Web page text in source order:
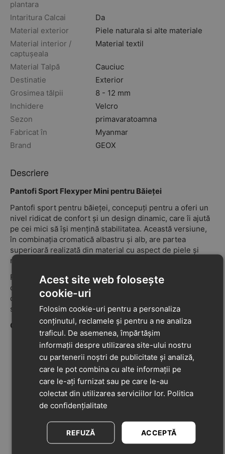
plantara
Intaritura Calcai
Da
Material exterior
Piele naturala si alte materiale
Material interior /
captușeala
Material textil
Material Talpă
Cauciuc
Destinatie
Exterior
Grosimea tălpii
8 - 12 mm
Inchidere
Velcro
Sezon
primavaratoamna
Fabricat în
Myanmar
Brand
GEOX
Descriere
Pantofi Sport Flexyper Mini pentru Băieței
Pantofi sport pentru băieței, concepuți pentru a oferi un
nivel ridicat de confort și un design dinamic, care îi ajută
pe cei mici să își mențină stabilitatea. Această versiune,
în combinația cromatică albastru și alb, are partea
superioară realizată din material cu aspect de piele și
nailon, completată de detalii sportive moderne.
Flexyper Mini este încălțămintea ideală pentru aventurile
de zi cu zi și orele de joacă, oferind piciorușelor libertate
de mișcare și suportul necesar pentru o dezvoltare
sănătoasă.
Caracteristici și Beneficii
Protecție la fiecare pas: Efect excelent de amortizare
care protejează piciorul, absorbind șocurile și
vibrațiile din timpul mersului.
Practici: Foarte ușor și rapid de încălțat, economisind
timp pentru părinți.
Confortabili: Construcție ușoară (lightweight) care nu
obosește piciorul.
Funcționali: Închidere cu scai (velcro) pentru o
ajustare perfectă și branț detașabil pentru igienă
sporită.
Acest site web folosește
cookie-uri
Folosim cookie-uri pentru a personaliza
conținutul, reclamele și pentru a ne analiza
traficul. De asemenea, împărtășim
informații despre utilizarea site-ului nostru
cu partenerii noștri de publicitate și analiză,
care le pot combina cu alte informații pe
care le-ați furnizat sau pe care le-au
colectat din utilizarea serviciilor lor. Politica
de confidențialitate
ACCEPTĂ
REFUZĂ